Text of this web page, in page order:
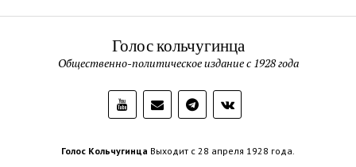
Голос кольчугинца
Общественно-политическое издание с 1928 года
Голос Кольчугинца Выходит с 28 апреля 1928 года.